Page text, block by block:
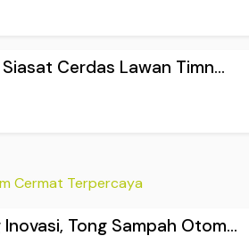
Cerdas Lawan Timn...
Cermat Terpercaya
Tong Sampah Otom...